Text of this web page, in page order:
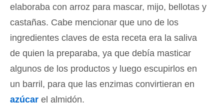
elaboraba con arroz para mascar, mijo, bellotas y
castañas. Cabe mencionar que uno de los
ingredientes claves de esta receta era la saliva
de quien la preparaba, ya que debía masticar
algunos de los productos y luego escupirlos en
un barril, para que las enzimas convirtieran en
azúcar el almidón.